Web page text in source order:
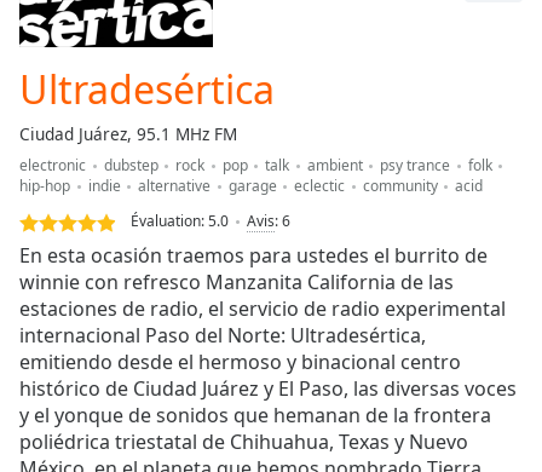
Mute
Current
Loaded:
0.00%
Stream
TypeLIVE
Seek to
currently
behind
live
Remaining
Time-
Ultradesértica
Ciudad Juárez, 95.1 MHz FM
electronic dubstep rock pop talk ambient psy trance
folk
hip-hop
indie alternative garage eclectic community
acid
Évaluation:5.0 Avis:6
En esta ocasión traemos para ustedes el burrito de
winnie con refresco Manzanita California de las
estaciones de radio, el servicio de radio experimental
internacional Paso del Norte: Ultradesértica,
emitiendo desde el hermoso y binacional centro
histórico de Ciudad Juárez y El Paso, las diversas voces
y el yonque de sonidos que hemanan de la frontera
poliédrica triestatal de Chihuahua, Texas y Nuevo